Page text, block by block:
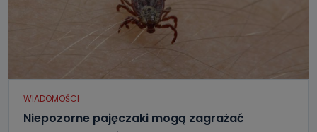
WIADOMOŚCI
Niepozorne pajęczaki mogą zagrażać